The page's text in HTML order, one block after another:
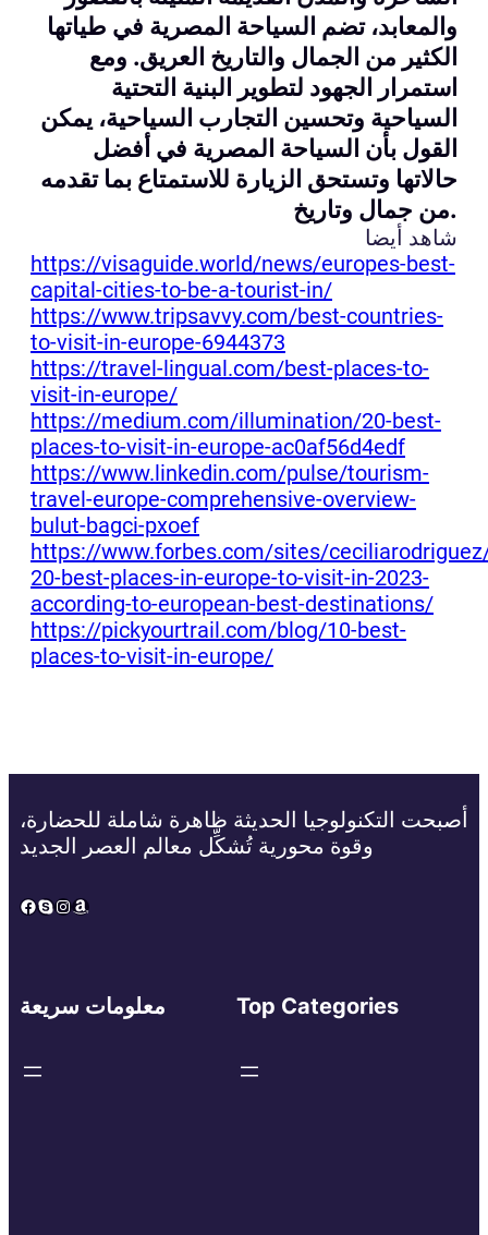
والمعابد، تضم السياحة المصرية في طياتها
الكثير من الجمال والتاريخ العريق. ومع
استمرار الجهود لتطوير البنية التحتية
السياحية وتحسين التجارب السياحية، يمكن
القول بأن السياحة المصرية في أفضل
حالاتها وتستحق الزيارة للاستمتاع بما تقدمه
من جمال وتاريخ.
شاهد أيضا
https://visaguide.world/news/europes-best-
capital-cities-to-be-a-tourist-in/
https://www.tripsavvy.com/best-countries-
to-visit-in-europe-6944373
https://travel-lingual.com/best-places-to-
visit-in-europe/
https://medium.com/illumination/20-best-
places-to-visit-in-europe-ac0af56d4edf
https://www.linkedin.com/pulse/tourism-
travel-europe-comprehensive-overview-
bulut-bagci-pxoef
https://www.forbes.com/sites/
20-best-places-in-europe-to-visit-in-2023-
according-to-european-best-destinations/
https://pickyourtrail.com/blog/10-best-
places-to-visit-in-europe/
أصبحت التكنولوجيا الحديثة ظاهرة شاملة للحضارة،
وقوة محورية تُشكِّل معالم العصر الجديد
Facebook
Skype
Instagram
Amazon
معلومات سريعة Top Categories